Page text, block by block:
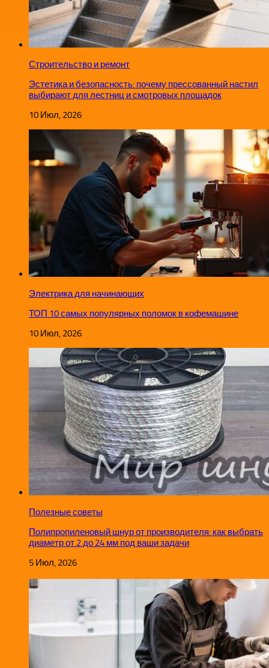
Строительство и ремонт
Эстетика и безопасность: почему прессованный настил
выбирают для лестниц и смотровых площадок
10 Июл, 2026
Электрика для начинающих
ТОП 10 самых популярных поломок в кофемашине
10 Июл, 2026
Полезные советы
Полипропиленовый шнур от производителя: как выбрать
диаметр от 2 до 24 мм под ваши задачи
5 Июл, 2026